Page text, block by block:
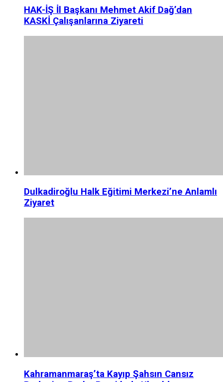
HAK-İŞ İl Başkanı Mehmet Akif Dağ’dan
KASKİ Çalışanlarına Ziyareti
Dulkadiroğlu Halk Eğitimi Merkezi’ne Anlamlı
Ziyaret
Kahramanmaraş’ta Kayıp Şahsın Cansız